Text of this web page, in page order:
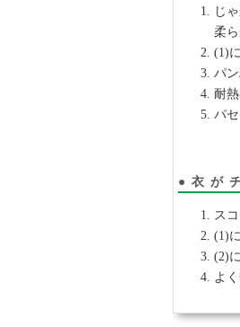
じ
柔
(1)
パ
耐
パ
●衣が
ス
(1)
(2)
よ